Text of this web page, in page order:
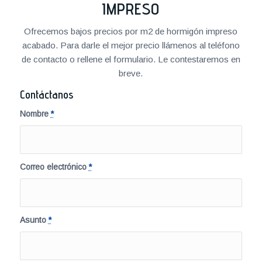
IMPRESO
Ofrecemos bajos precios por m2 de hormigón impreso
acabado. Para darle el mejor precio llámenos al teléfono
de contacto o rellene el formulario. Le contestaremos en
breve.
Contáctanos
Nombre*
Correo electrónico*
Asunto*